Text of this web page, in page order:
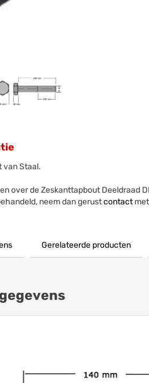
van Staal.
over de Zeskanttapbout Deeldraad
neem dan gerustcontactmet
Gerelateerde producten